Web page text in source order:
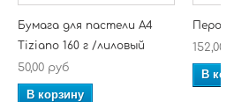
Бумага для пастели А4
Tiziano 160 г /лиловый
50,00 руб
В корзину
Перо
152,00
В